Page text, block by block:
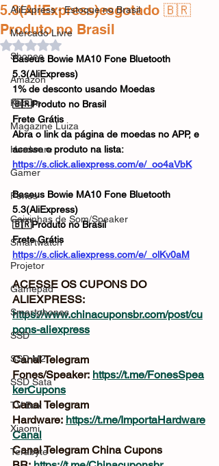
AliExpress - Estoque no Brasil
Mercado Livre
Shopee
Amazon
Kabum
Magazine Luiza
Hardware
Gamer
Fones
Caixinhas de Som/Speaker
Smartwatch
Projetor
Gamepad
Smartphones
SSD
SSD M2
SSD Sata
TV Box
Xiaomi
Terabyte
5.3(AliExpress)esgotado 🇧🇷
Produto no Brasil
Avaliado com NaN de 5 estrelas.
Baseus Bowie MA10 Fone Bluetooth
5.3(AliExpress)
1% de desconto usando Moedas
🇧🇷Produto no Brasil
Frete Grátis
Abra o link da página de moedas no APP, e
acesse o produto na lista:
https://s.click.aliexpress.com/e/_oo4aVbK
Baseus Bowie MA10 Fone Bluetooth
5.3(AliExpress)
🇧🇷Produto no Brasil
Frete Grátis
https://s.click.aliexpress.com/e/_olKv0aM
ACESSE OS CUPONS DO
ALIEXPRESS:
https://www.chinacuponsbr.com/post/cu
pons-aliexpress
Canal Telegram
Fones/Speaker: https://t.me/FonesSpea
kerCupons
Canal Telegram
Hardware: https://t.me/ImportaHardware
Canal
Canal Telegram China Cupons